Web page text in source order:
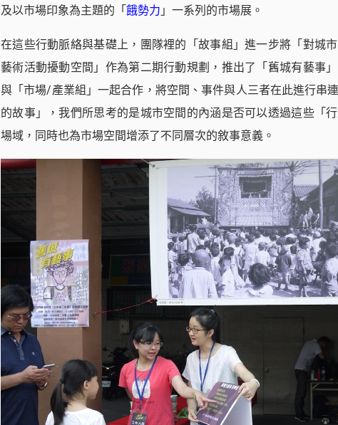
及以市場印象為主題的「 餓勢力 」一系列的市場展。
在這些行動脈絡與基礎上，團隊裡的「故事組」進一步將「對城
藝術活動擾動空間」作為第二期行動規劃，推出了「舊城有藝事
與「市場/產業組」一起合作，將空間、事件與人三者在此進行串
的故事」，我們所思考的是城市空間的內涵是否可以透過這些「
場域，同時也為市場空間增添了不同層次的敘事意義。